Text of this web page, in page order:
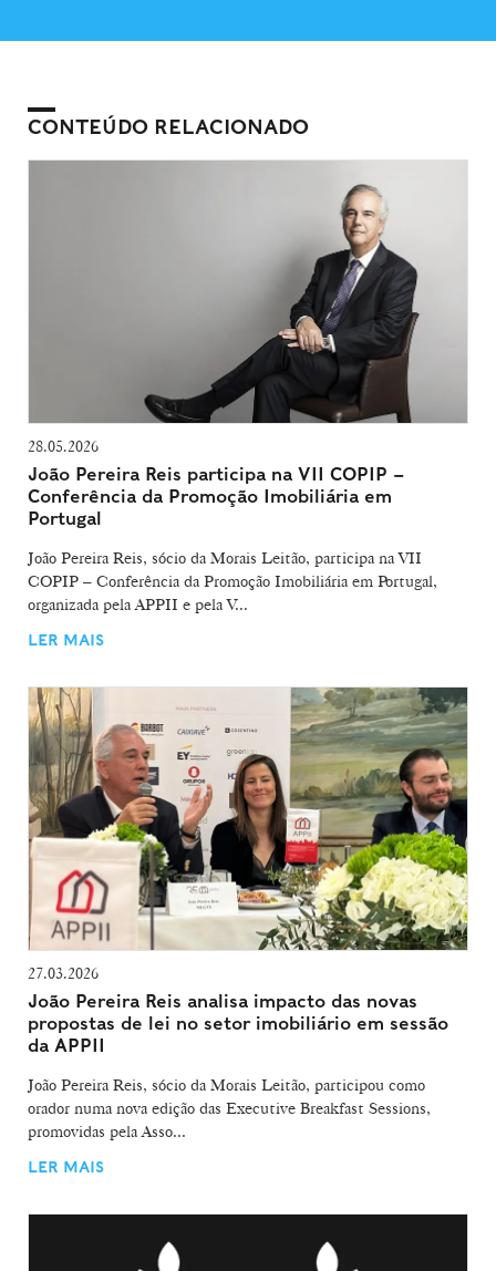
CONTEÚDO RELACIONADO
28.05.2026
João Pereira Reis participa na VII COPIP –
Conferência da Promoção Imobiliária em
Portugal
João Pereira Reis, sócio da Morais Leitão, participa na VII
COPIP – Conferência da Promoção Imobiliária em Portugal,
organizada pela APPII e pela V...
LER MAIS
27.03.2026
João Pereira Reis analisa impacto das novas
propostas de lei no setor imobiliário em sessão
da APPII
João Pereira Reis, sócio da Morais Leitão, participou como
orador numa nova edição das Executive Breakfast Sessions,
promovidas pela Asso...
LER MAIS